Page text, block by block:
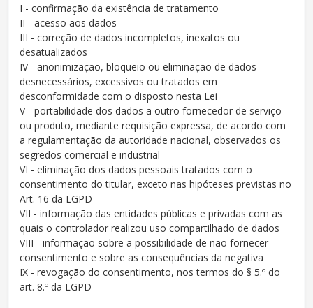
I - confirmação da existência de tratamento
II - acesso aos dados
III - correção de dados incompletos, inexatos ou
desatualizados
IV - anonimização, bloqueio ou eliminação de dados
desnecessários, excessivos ou tratados em
desconformidade com o disposto nesta Lei
V - portabilidade dos dados a outro fornecedor de serviço
ou produto, mediante requisição expressa, de acordo com
a regulamentação da autoridade nacional, observados os
segredos comercial e industrial
VI - eliminação dos dados pessoais tratados com o
consentimento do titular, exceto nas hipóteses previstas no
Art. 16 da LGPD
VII - informação das entidades públicas e privadas com as
quais o controlador realizou uso compartilhado de dados
VIII - informação sobre a possibilidade de não fornecer
consentimento e sobre as consequências da negativa
IX - revogação do consentimento, nos termos do § 5.º do
art. 8.º da LGPD